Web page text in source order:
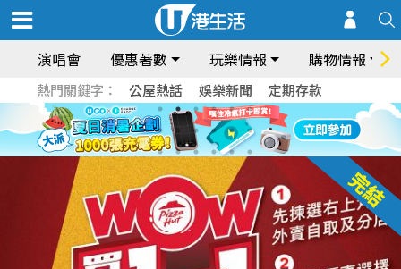
演唱會 優惠著數 玩樂情報 購物情報
熱門關鍵字： 公屋熱話 娛樂新聞 定期存款